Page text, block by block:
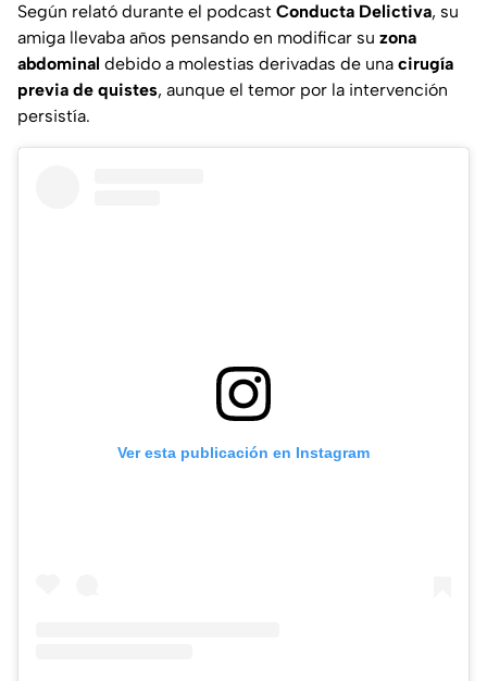
Según relató durante el podcast Conducta Delictiva, su
amiga llevaba años pensando en modificar su zona
abdominal debido a molestias derivadas de una cirugía
previa de quistes, aunque el temor por la intervención
persistía.
Ver esta publicación en Instagram